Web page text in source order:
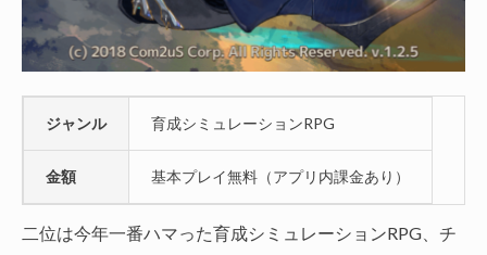
ジャンル 育成シミュレーションRPG
金額 基本プレイ無料（アプリ内課金あり）
二位は今年一番ハマった育成シミュレーションRPG、チ